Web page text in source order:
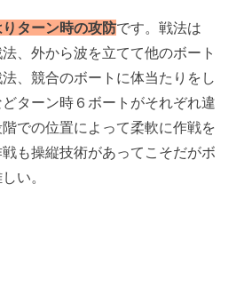
ターン時の攻防です。戦法は
、外から波を立てて他のボート
、競合のボートに体当たりをし
ターン時６ボートがそれぞれ違
での位置によって柔軟に作戦を
も操縦技術があってこそだがボ
い。